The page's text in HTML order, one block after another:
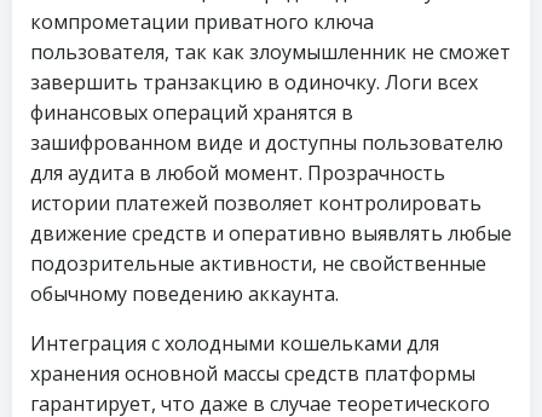
компрометации приватного ключа
пользователя, так как злоумышленник не сможет
завершить транзакцию в одиночку. Логи всех
финансовых операций хранятся в
зашифрованном виде и доступны пользователю
для аудита в любой момент. Прозрачность
истории платежей позволяет контролировать
движение средств и оперативно выявлять любые
подозрительные активности, не свойственные
обычному поведению аккаунта.
Интеграция с холодными кошельками для
хранения основной массы средств платформы
гарантирует, что даже в случае теоретического